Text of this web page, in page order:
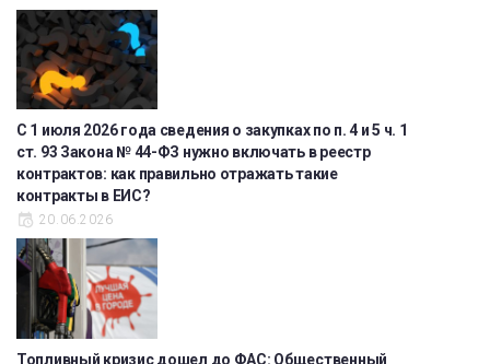
С 1 июля 2026 года сведения о закупках по п. 4 и 5 ч. 1
ст. 93 Закона № 44-ФЗ нужно включать в реестр
контрактов: как правильно отражать такие
контракты в ЕИС?
20.06.2026
Топливный кризис дошел до ФАС: Общественный